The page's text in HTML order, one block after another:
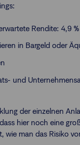
Rendite: 4,9
in Bargeld oder
und
der einzelnen
hier noch eine
wie man das Risiko